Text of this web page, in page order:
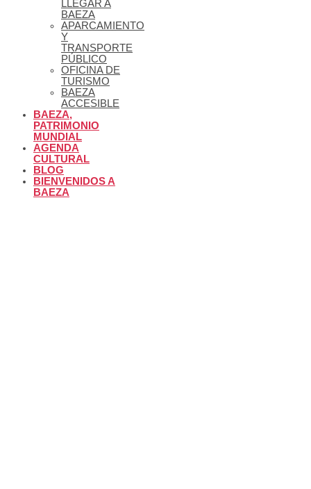
LLEGAR A
BAEZA
APARCAMIENTO
Y
TRANSPORTE
PÚBLICO
OFICINA DE
TURISMO
BAEZA
ACCESIBLE
BAEZA,
PATRIMONIO
MUNDIAL
AGENDA
CULTURAL
BLOG
BIENVENIDOS A
BAEZA